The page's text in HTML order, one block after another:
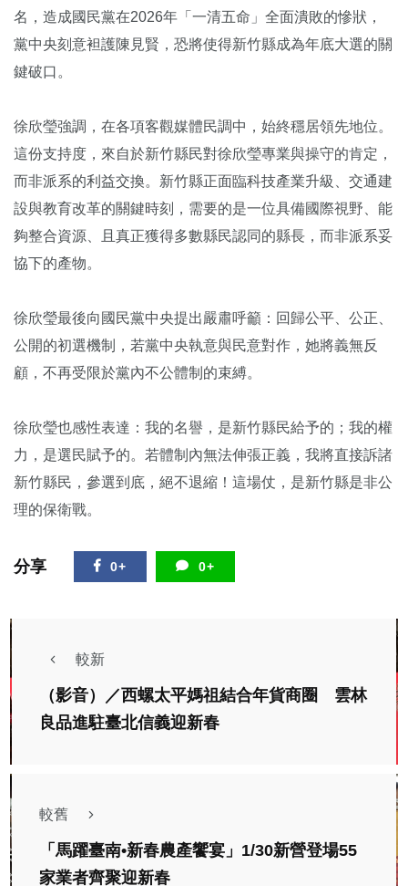
名，造成國民黨在2026年「一清五命」全面潰敗的慘狀，
黨中央刻意袒護陳見賢，恐將使得新竹縣成為年底大選的關
鍵破口。
徐欣瑩強調，在各項客觀媒體民調中，始終穩居領先地位。
這份支持度，來自於新竹縣民對徐欣瑩專業與操守的肯定，
而非派系的利益交換。新竹縣正面臨科技產業升級、交通建
設與教育改革的關鍵時刻，需要的是一位具備國際視野、能
夠整合資源、且真正獲得多數縣民認同的縣長，而非派系妥
協下的產物。
徐欣瑩最後向國民黨中央提出嚴肅呼籲：回歸公平、公正、
公開的初選機制，若黨中央執意與民意對作，她將義無反
顧，不再受限於黨內不公體制的束縛。
徐欣瑩也感性表達：我的名譽，是新竹縣民給予的；我的權
力，是選民賦予的。若體制內無法伸張正義，我將直接訴諸
新竹縣民，參選到底，絕不退縮！這場仗，是新竹縣是非公
理的保衛戰。
分享 0+ 0+
較新
（影音）／西螺太平媽祖結合年貨商圈 雲林
良品進駐臺北信義迎新春
較舊
「馬躍臺南•新春農產饗宴」1/30新營登場55
家業者齊聚迎新春